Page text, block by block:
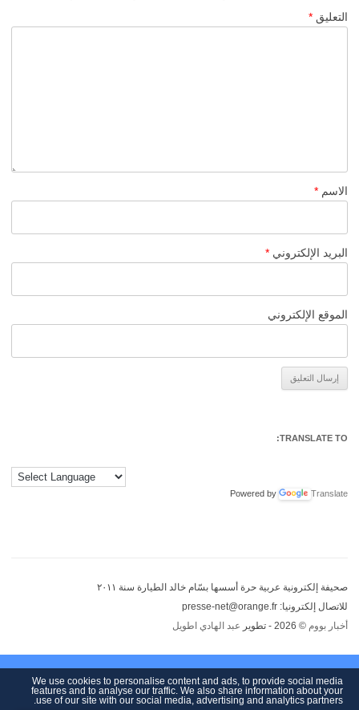
التعليق *
الاسم *
البريد الإلكتروني *
الموقع الإلكتروني
TRANSLATE TO:
Powered by Translate
صحيفة إلكترونية عربية حرة أسسها بسّام خالد الطيارة سنة ٢٠١١
للاتصال إلكترونيا: presse-net@orange.fr
أخبار بووم © 2026 - تطوير عبد الهادي اطويل
We use cookies to personalise content and ads, to provide social media
features and to analyse our traffic. We also share information about your
use of our site with our social media, advertising and analytics partners.